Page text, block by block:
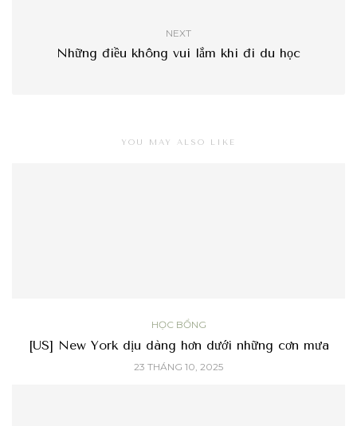
NEXT
Những điều không vui lắm khi đi du học
YOU MAY ALSO LIKE
HỌC BỔNG
[US] New York dịu dàng hơn dưới những cơn mưa
23 THÁNG 10, 2025